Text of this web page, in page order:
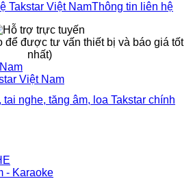
Thông tin liên hệ
để được tư vấn thiết bị và báo giá tốt
nhất)
- Karaoke